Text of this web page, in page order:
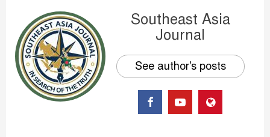
Southeast Asia
Journal
See author's posts